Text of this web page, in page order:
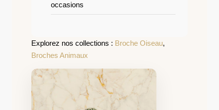
occasions
Explorez nos collections : Broche Oiseau,
Broches Animaux